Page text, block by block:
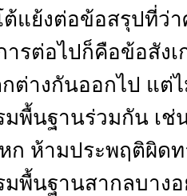
แย้งต่อข้อสรุปที่ว่
ารต่อไปก็คือข้อสัง
ต่างกันออกไป แต่
มพื้นฐานร่วมกัน เ
ก ห้ามประพฤติผิด
มพื้นฐานสากลบาง